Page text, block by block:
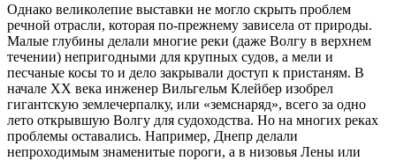
Однако великолепие выставки не могло скрыть проблем
речной отрасли, которая по-прежнему зависела от природы.
Малые глубины делали многие реки (даже Волгу в верхнем
течении) непригодными для крупных судов, а мели и
песчаные косы то и дело закрывали доступ к пристаням. В
начале ХХ века инженер Вильгельм Клейбер изобрел
гигантскую землечерпалку, или «земснаряд», всего за одно
лето открывшую Волгу для судоходства. Но на многих реках
проблемы оставались. Например, Днепр делали
непроходимым знаменитые пороги, а в низовья Лены или